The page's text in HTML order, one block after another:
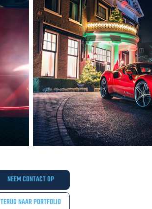
NEEM CONTACT OP
TERUG NAAR PORTFOLIO